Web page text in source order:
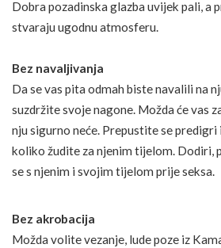
Dobra pozadinska glazba uvijek pali, a
stvaraju ugodnu atmosferu.
Bez navaljivanja
Da se vas pita odmah biste navalili na
suzdržite svoje nagone. Možda će vas
nju sigurno neće. Prepustite se
koliko žudite za njenim tijelom. Dodiri,
se s njenim i svojim tijelom prije seksa.
Bez akrobacija
Možda volite vezanje, lude poze iz